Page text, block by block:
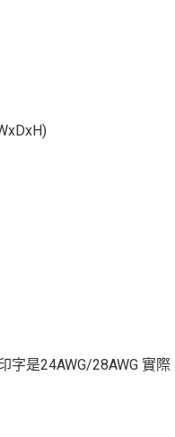
字是24AWG/28AWG 實際